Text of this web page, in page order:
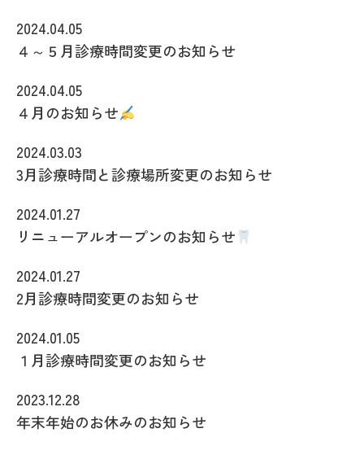
2024.04.05
４～５月診療時間変更のお知らせ
2024.04.05
４月のお知らせ
2024.03.03
3月診療時間と診療場所変更のお知らせ
2024.01.27
リニューアルオープンのお知らせ
2024.01.27
2月診療時間変更のお知らせ
2024.01.05
１月診療時間変更のお知らせ
2023.12.28
年末年始のお休みのお知らせ